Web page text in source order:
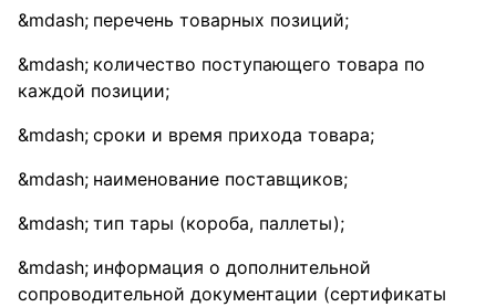
перечень товарных позиций;
количество поступающего товара по
каждой позиции;
сроки и время прихода товара;
наименование поставщиков;
тип тары (короба, паллеты);
информация о дополнительной
сопроводительной документации (сертификаты